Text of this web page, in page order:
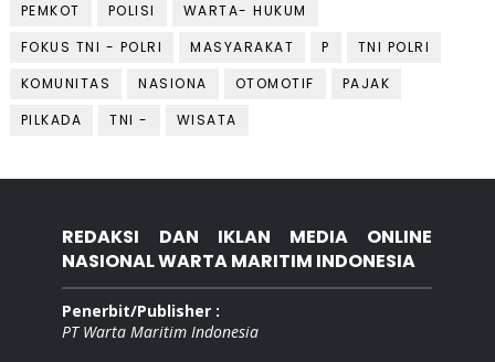
PEMKOT
POLISI
WARTA- HUKUM
FOKUS TNI - POLRI
MASYARAKAT P
TNI POLRI
KOMUNITAS
NASIONA OTOMOTIF
PAJAK
PILKADA
TNI - WISATA
REDAKSI DAN IKLAN MEDIA ONLINE
NASIONAL WARTA MARITIM INDONESIA
Penerbit/Publisher :
PT Warta Maritim Indonesia